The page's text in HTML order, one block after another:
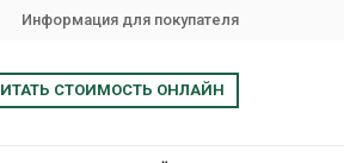
Информация для покупателя
СТОИМОСТЬ ОНЛАЙН